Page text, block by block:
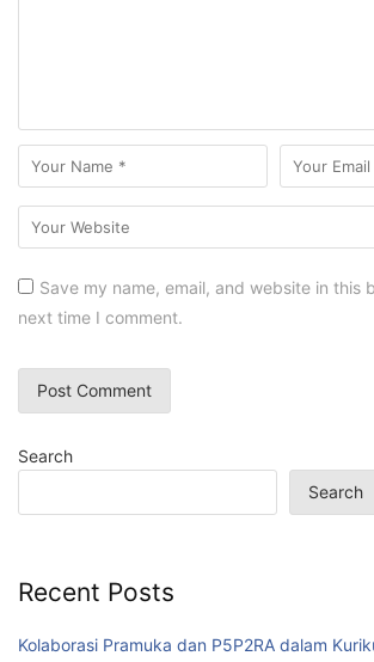
Save my name, email, and website in this
next time I comment.
Search
Search
Recent Posts
Kolaborasi Pramuka dan P5P2RA dalam